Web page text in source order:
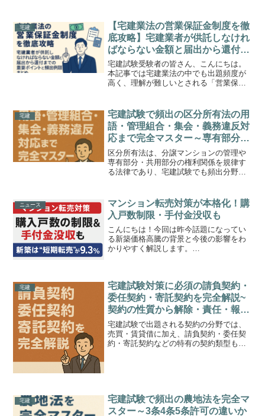
宅建
【宅建業法の営業保証金制度を徹
底攻略】宅建業者が供託しなけれ
ばならない金額と届出から還付ま
での重要ポイントと頻出例題まと
め
宅建試験受験者の皆さん、こんにちは。
本記事では宅建業法の中でも出題頻度が
高く、理解が難しいとされる「営業保証
丁寧に解説していきます。さらに例題も
豊富にご用意しましたので...
宅建
宅建試験で頻出の区分所有法の用
語・管理組合・集会・義務違反対
応まで完全マスター～専有部分と
共用部分の違いから規約・建物の
復旧・建替え手続きまで例題付き
で徹底解説～
区分所有法は、分譲マンションの管理や
専有部分・共用部分の権利関係を規律す
る法律であり、宅建試験でも頻出分野で
直結します。この記事では、区分所有法
の基本から、管理組合、集...
ニュース
マンション転売対策が本格化！購
入戸数制限・手付金没収も
こんにちは！今回は昨今話題になってい
る新築価格高騰の背景と今後の影響をわ
かりやすく解説します。
宅建
宅建試験対策に必須の請負契約・
委任契約・寄託契約を完全解説~
契約の性質から解除・責任・報
酬・注意義務・返還請求まで例題
付きで徹底整理~
宅建試験で出題される契約の分野では、
売買・賃貸借に加え、請負契約・委任契
約・寄託契約などの特有の契約類型も頻
宅建
宅建試験で頻出の農地法を完全マ
スター～3条4条5条許可の違いか